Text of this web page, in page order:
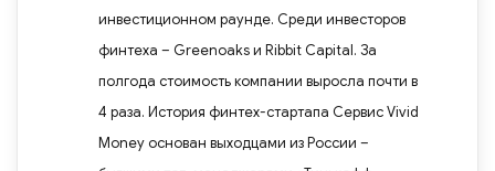
инвестиционном раунде. Среди инвесторов
финтеха – Greenoaks и Ribbit Capital. За
полгода стоимость компании выросла почти в
4 раза. История финтех-стартапа Сервис Vivid
Money основан выходцами из России –